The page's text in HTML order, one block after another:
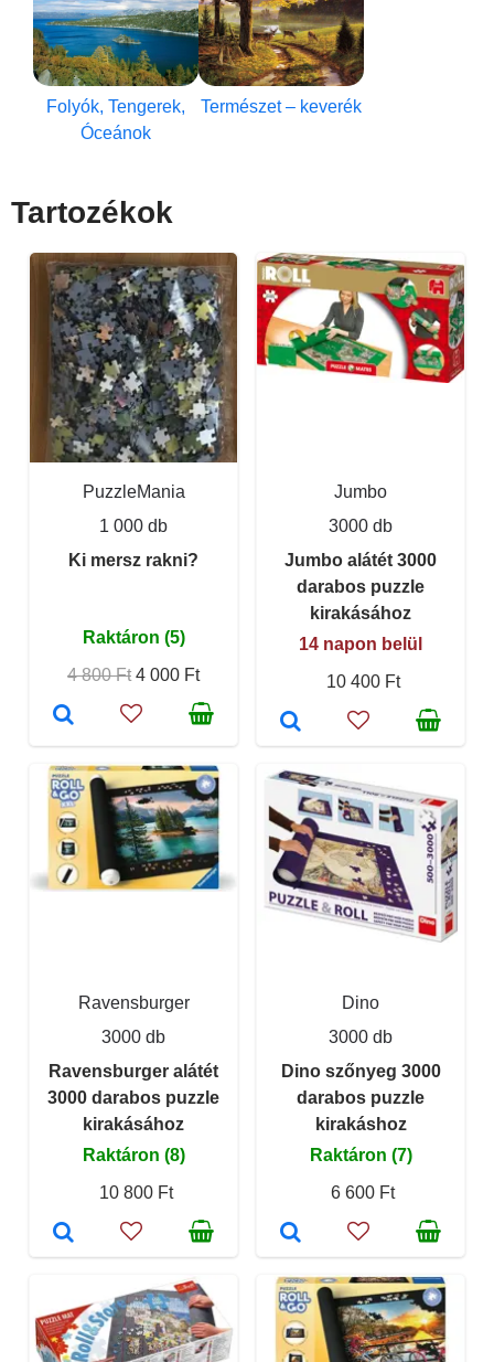
Folyók, Tengerek,
Óceánok
Természet – keverék
Tartozékok
PuzzleMania
1 000 db
Ki mersz rakni?
Raktáron (5)
4 800 Ft 4 000 Ft
Jumbo
3000 db
Jumbo alátét 3000
darabos puzzle
kirakásához
14 napon belül
10 400 Ft
Ravensburger
3000 db
Ravensburger alátét
3000 darabos puzzle
kirakásához
Raktáron (8)
10 800 Ft
Dino
3000 db
Dino szőnyeg 3000
darabos puzzle
kirakáshoz
Raktáron (7)
6 600 Ft